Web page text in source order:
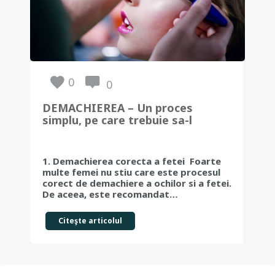
0
0
DEMACHIEREA – Un proces
simplu, pe care trebuie sa-l
1. Demachierea corecta a fetei Foarte
multe femei nu stiu care este procesul
corect de demachiere a ochilor si a fetei.
De aceea, este recomandat…
Citeşte articolul